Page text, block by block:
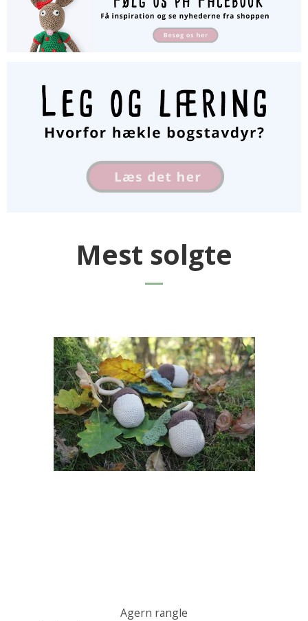
Mest solgte
Agern rangle